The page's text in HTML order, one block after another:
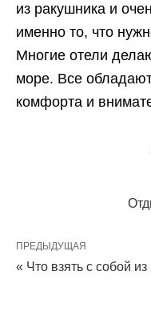
из ракушника и
именно то, что
Многие отели
море. Все
комфорта и
ПРЕДЫДУЩАЯ
« Что взять с собой